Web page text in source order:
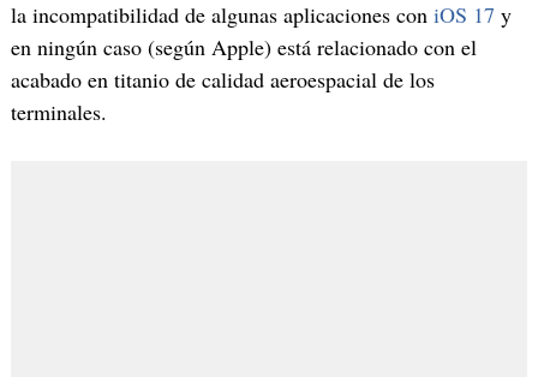
la incompatibilidad de algunas aplicaciones con iOS 17 y
en ningún caso (según Apple) está relacionado con el
acabado en titanio de calidad aeroespacial de los
terminales.